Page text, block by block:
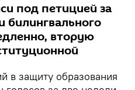
под петицией за
билингвального
вторую
в защиту образования